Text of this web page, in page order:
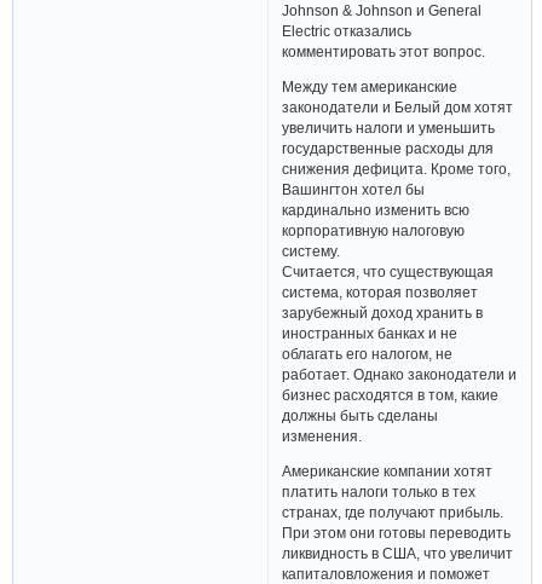
Johnson & Johnson и General
Electric отказались
комментировать этот вопрос.
Между тем американские
законодатели и Белый дом хотят
увеличить налоги и уменьшить
государственные расходы для
снижения дефицита. Кроме того,
Вашингтон хотел бы
кардинально изменить всю
корпоративную налоговую
систему.
Считается, что существующая
система, которая позволяет
зарубежный доход хранить в
иностранных банках и не
облагать его налогом, не
работает. Однако законодатели и
бизнес расходятся в том, какие
должны быть сделаны
изменения.
Американские компании хотят
платить налоги только в тех
странах, где получают прибыль.
При этом они готовы переводить
ликвидность в США, что увеличит
капиталовложения и поможет